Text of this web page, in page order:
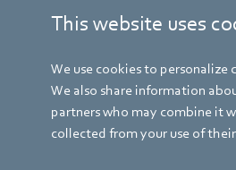
This website uses
We use cookies to
We also share information
partners who may combine it
collected from your use of their
Eine weitere Neuigkeit ist das
Wohnsiedlungen zu beheizen.
eine dezentrale Heizlösung,
minimiert. Zusammen mit der
Kosteneinsparungen erzielt